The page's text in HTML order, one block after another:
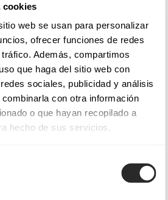
cookies
web se usan para personalizar
ofrecer funciones de redes
Además, compartimos
que haga del sitio web con
sociales, publicidad y análisis
con otra información
o que hayan recopilado a
hecho de sus servicios.
17:00
RENDEZ-VOUS